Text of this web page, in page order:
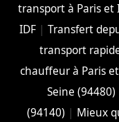
transport à Paris et
IDF |Transfert
transport
chauffeur à Paris
Seine (94480)
(94140) | Mieux